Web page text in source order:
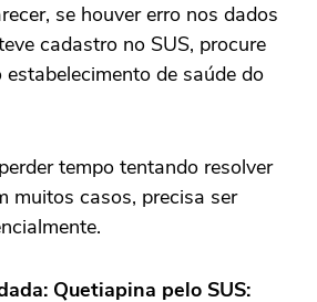
se houver erro nos dados
cadastro no SUS, procure
de saúde do
tempo tentando resolver
muitos casos, precisa ser
Quetiapina pelo SUS: